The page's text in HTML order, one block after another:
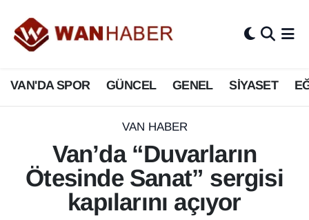
VAN'DA SPOR GÜNCEL GENEL SİYASET
VAN HABER
Van’da “Duvarların
Ötesinde Sanat” sergisi
kapılarını açıyor
3.SAYFA
ASAYİŞ
BİLİM VE TEKNOLOJİ
Biyografi
Bölge Haberleri
Van Nöbetçi Eczaneler
Van Hava Durumu
Van Namaz Vakitleri
Van Trafik Yoğunluk Haritası
Süper Lig Puan Durumu ve Fikstür